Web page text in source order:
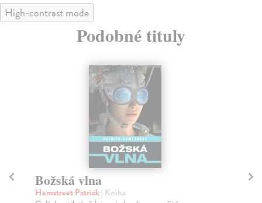
High-contrast mode
Podobné tituly
Božská vlna
Hemstreet Patrick| Kniha